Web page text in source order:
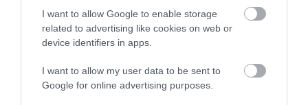
I want to allow Google to enable storage
related to advertising like cookies on web or
device identifiers in apps.
I want to allow my user data to be sent to
Google for online advertising purposes.
Ne maradjon le a legfrissebb hírekről, kövessen
bennünket az EGRI ÜGYEK Google Hírek oldalán!
VISSZA A FŐOLDALRA